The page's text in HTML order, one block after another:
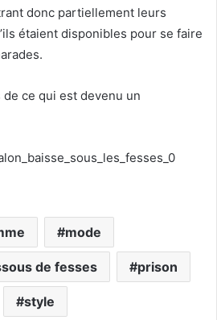
donc partiellement leurs
étaient disponibles pour se faire
de ce qui est devenu un
mode
de fesses prison
style